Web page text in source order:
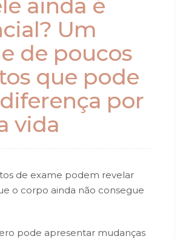
Um
de poucos
que pode
por
vida
de exame podem revelar
o corpo ainda não consegue
pode apresentar mudanças